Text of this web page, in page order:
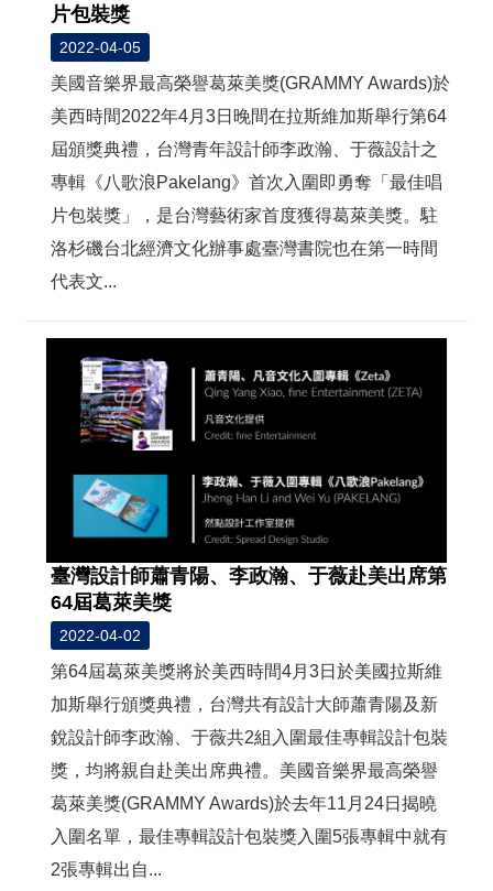
片包裝獎
2022-04-05
美國音樂界最高榮譽葛萊美獎(GRAMMY Awards)於
美西時間2022年4月3日晚間在拉斯維加斯舉行第64
屆頒獎典禮，台灣青年設計師李政瀚、于薇設計之
專輯《八歌浪Pakelang》首次入圍即勇奪「最佳唱
片包裝獎」，是台灣藝術家首度獲得葛萊美獎。駐
洛杉磯台北經濟文化辦事處臺灣書院也在第一時間
代表文...
臺灣設計師蕭青陽、李政瀚、于薇赴美出席第
64屆葛萊美獎
2022-04-02
第64屆葛萊美獎將於美西時間4月3日於美國拉斯維
加斯舉行頒獎典禮，台灣共有設計大師蕭青陽及新
銳設計師李政瀚、于薇共2組入圍最佳專輯設計包裝
獎，均將親自赴美出席典禮。美國音樂界最高榮譽
葛萊美獎(GRAMMY Awards)於去年11月24日揭曉
入圍名單，最佳專輯設計包裝獎入圍5張專輯中就有
2張專輯出自...